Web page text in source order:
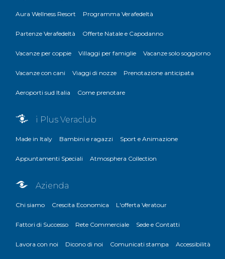
Aura Wellness Resort Programma Verafedeltà
Partenze Verafedeltà Offerte Natale e Capodanno
Vacanze per coppie Villaggi per famiglie Vacanze solo soggiorno
Vacanze con cani Viaggi di nozze Prenotazione anticipata
Aeroporti sud Italia Come prenotare
i Plus Veraclub
Made in Italy Bambini e ragazzi Sport e Animazione
Appuntamenti Speciali Atmosphera Collection
Azienda
Chi siamo Crescita Economica L'offerta Veratour
Fattori di Successo Rete Commerciale Sede e Contatti
Lavora con noi Dicono di noi Comunicati stampa Accessibilità